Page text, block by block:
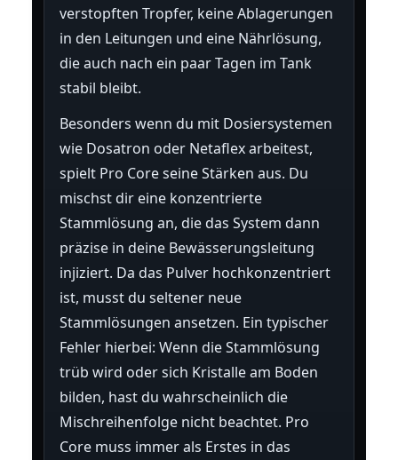
verstopften Tropfer, keine Ablagerungen
in den Leitungen und eine Nährlösung,
die auch nach ein paar Tagen im Tank
stabil bleibt.
Besonders wenn du mit Dosiersystemen
wie Dosatron oder Netaflex arbeitest,
spielt Pro Core seine Stärken aus. Du
mischst dir eine konzentrierte
Stammlösung an, die das System dann
präzise in deine Bewässerungsleitung
injiziert. Da das Pulver hochkonzentriert
ist, musst du seltener neue
Stammlösungen ansetzen. Ein typischer
Fehler hierbei: Wenn die Stammlösung
trüb wird oder sich Kristalle am Boden
bilden, hast du wahrscheinlich die
Mischreihenfolge nicht beachtet. Pro
Core muss immer als Erstes in das